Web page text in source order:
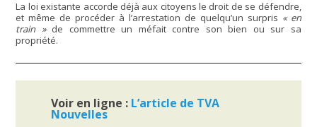
La loi existante accorde déjà aux citoyens le droit de se défendre,
et même de procéder à l’arrestation de quelqu’un surpris « en
train »de commettre un méfait contre son bien ou sur sa
propriété.
Voir en ligne : L’article de TVA
Nouvelles